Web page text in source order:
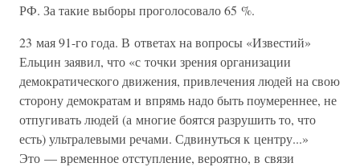
РФ. За такие выборы проголосовало 65 %.
23 мая 91-го года. В ответах на вопросы «Известий»
Ельцин заявил, что «с точки зрения организации
демократического движения, привлечения людей на свою
сторону демократам и впрямь надо быть поумереннее, не
отпугивать людей (а многие боятся разрушить то, что
есть) ультралевыми речами. Сдвинуться к центру...»
Это — временное отступление, вероятно, в связи